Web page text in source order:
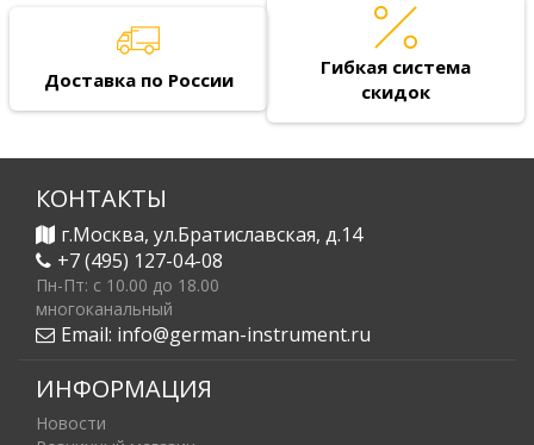
Доставка по России
Гибкая система
скидок
КОНТАКТЫ
г.Москва, ул.Братиславская, д.14
+7 (495) 127-04-08
Пн-Пт: c 10.00 до 18.00
многоканальный
Email: info@german-instrument.ru
ИНФОРМАЦИЯ
Новости